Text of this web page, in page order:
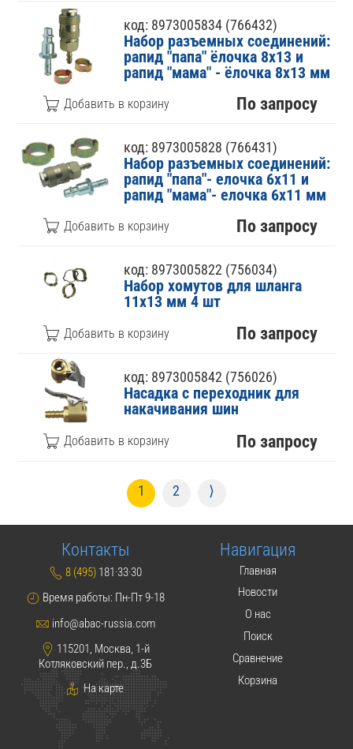
код: 8973005834 (766432)
Набор разъемных соединений:
рапид "папа" ёлочка 8х13 и
рапид "мама" - ёлочка 8х13 мм
По запросу
код: 8973005828 (766431)
Набор разъемных соединений:
рапид "папа"- елочка 6х11 и
рапид "мама"- елочка 6х11 мм
По запросу
код: 8973005822 (756034)
Набор хомутов для шланга
11х13 мм 4 шт
По запросу
код: 8973005842 (756026)
Насадка с переходник для
накачивания шин
По запросу
1 2 ⟩
Контакты
8 (495) 181·33·30
Время работы: Пн-Пт 9-18
info@abac-russia.com
115201, Москва, 1-й
Котляковский пер., д.3Б
На карте
Навигация
Главная
Новости
О нас
Поиск
Сравнение
Корзина